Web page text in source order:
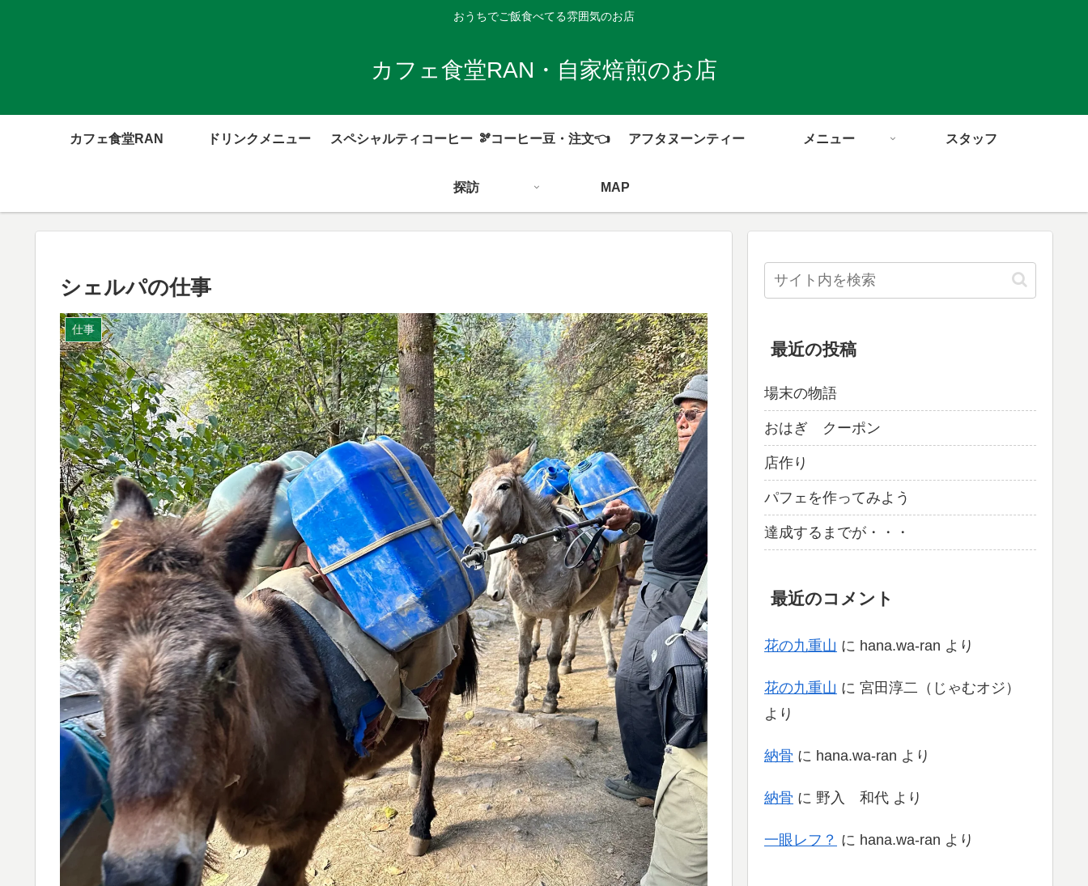
おうちでご飯食べてる雰囲気のお店
カフェ食堂RAN・自家焙煎のお店
カフェ食堂RAN ドリンクメニュー スペシャルティコーヒー 🫘コーヒー豆・注文👈 アフタヌーンティー メニュー スタッフ
探訪 MAP
シェルパの仕事
仕事
最近の投稿
場末の物語
おはぎ クーポン
店作り
パフェを作ってみよう
達成するまでが・・・
最近のコメント
花の九重山 に hana.wa-ran より
花の九重山 に 宮田淳二（じゃむオジ）
より
納骨 に hana.wa-ran より
納骨 に 野入 和代 より
一眼レフ？ に hana.wa-ran より